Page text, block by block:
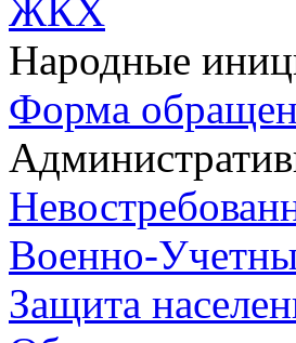
ЖКХ
Народные
Форма
Военно-
Защита